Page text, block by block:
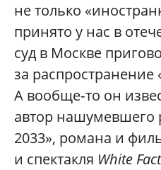
не только
принято у нас в
суд в Москве
за
А вообще‑то он
автор нашумевшего
2033», романа и
и спектакля White